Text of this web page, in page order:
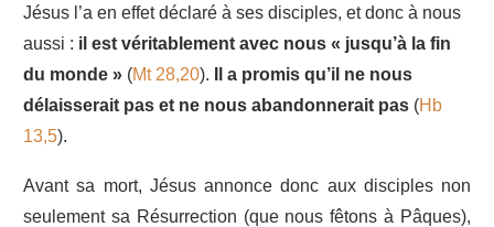
Jésus l’a en effet déclaré à ses disciples, et donc à nous
aussi : il est véritablement avec nous « jusqu’à la fin
du monde » (Mt 28,20).
Il a promis qu’il ne nous
délaisserait pas et ne nous abandonnerait pas (Hb
13,5).
Avant sa mort, Jésus annonce donc aux disciples non
seulement sa Résurrection (que nous fêtons à Pâques),